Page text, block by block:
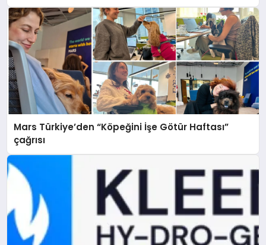
Mars Türkiye’den “Köpeğini İşe Götür Haftası”
çağrısı